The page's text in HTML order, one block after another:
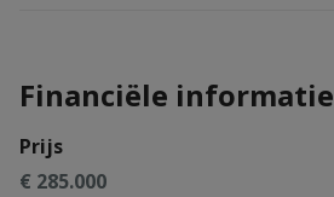
Financiële informatie
Prijs
€ 285.000